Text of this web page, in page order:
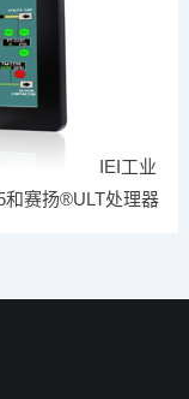
IEI工业
赛扬®ULT处理器